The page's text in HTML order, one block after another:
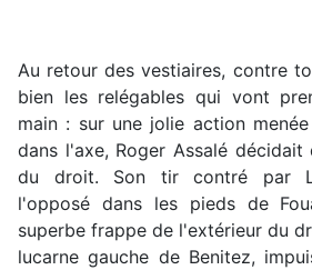
Au retour des vestiaires, contre
bien les relégables qui vont
main : sur une jolie action
dans l'axe, Roger Assalé
du droit. Son tir contré par
l'opposé dans les pieds de
superbe frappe de l'extérieur du
lucarne gauche de Benitez,